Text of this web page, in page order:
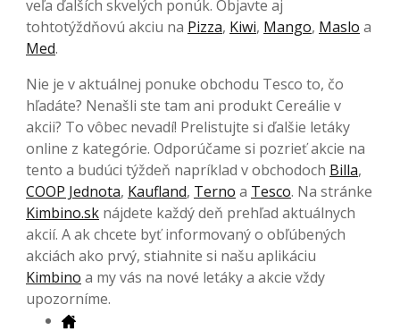
veľa ďalších skvelých ponúk. Objavte aj
tohtotýždňovú akciu na Pizza, Kiwi, Mango, Maslo a
Med.
Nie je v aktuálnej ponuke obchodu Tesco to, čo
hľadáte? Nenašli ste tam ani produkt Cereálie v
akcii? To vôbec nevadí! Prelistujte si ďalšie letáky
online z kategórie. Odporúčame si pozrieť akcie na
tento a budúci týždeň napríklad v obchodoch Billa,
COOP Jednota, Kaufland, Terno a Tesco. Na stránke
Kimbino.sk nájdete každý deň prehľad aktuálnych
akcií. A ak chcete byť informovaný o obľúbených
akciách ako prvý, stiahnite si našu aplikáciu
Kimbino a my vás na nové letáky a akcie vždy
upozorníme.